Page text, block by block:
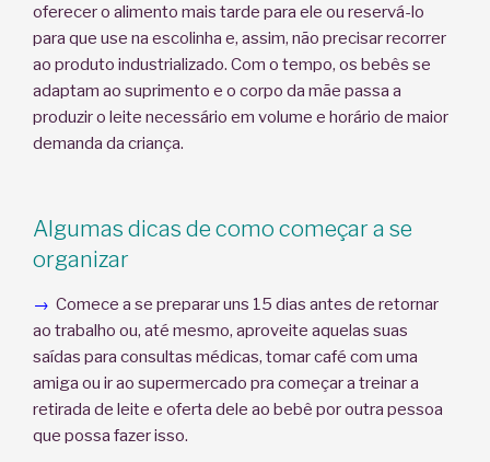
oferecer o alimento mais tarde para ele ou reservá-lo
para que use na escolinha e, assim, não precisar recorrer
ao produto industrializado. Com o tempo, os bebês se
adaptam ao suprimento e o corpo da mãe passa a
produzir o leite necessário em volume e horário de maior
demanda da criança.
Algumas dicas de como começar a se
organizar
→ Comece a se preparar uns 15 dias antes de retornar
ao trabalho ou, até mesmo, aproveite aquelas suas
saídas para consultas médicas, tomar café com uma
amiga ou ir ao supermercado pra começar a treinar a
retirada de leite e oferta dele ao bebê por outra pessoa
que possa fazer isso.